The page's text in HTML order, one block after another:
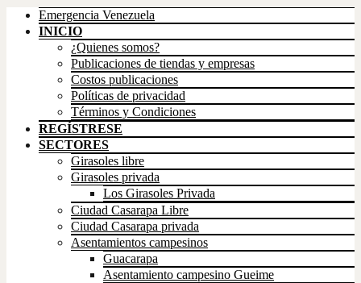
Emergencia Venezuela
INICIO
¿Quienes somos?
Publicaciones de tiendas y empresas
Costos publicaciones
Políticas de privacidad
Términos y Condiciones
REGÍSTRESE
SECTORES
Girasoles libre
Girasoles privada
Los Girasoles Privada
Ciudad Casarapa Libre
Ciudad Casarapa privada
Asentamientos campesinos
Guacarapa
Asentamiento campesino Gueime